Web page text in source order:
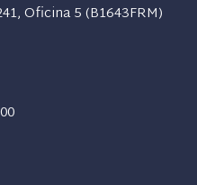
Oficina 5 (B1643FRM)